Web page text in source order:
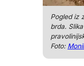
Pogled iz
brda.
Foto: